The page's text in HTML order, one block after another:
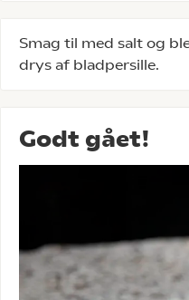
Smag til med salt og
drys af bladpersille.
Godt gået!